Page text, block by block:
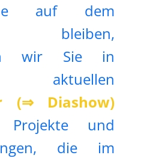
auf dem
bleiben,
wir Sie in
aktuellen
(⇒ Diashow)
und
die im